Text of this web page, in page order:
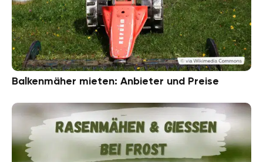
Balkenmäher mieten: Anbieter und Preise